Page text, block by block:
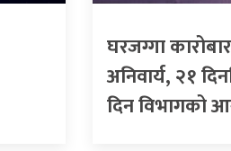
घरजग्गा
अनिवार्य, २१
दिन विभागको